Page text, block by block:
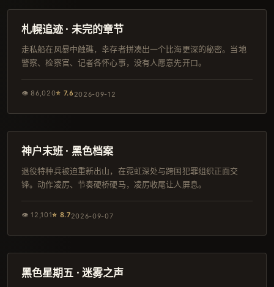
完结
札幌追迹 · 未完的章节
走私船在风暴中触礁，幸存者拼凑出一个比海更深的秘密。当地
警察、检察官、记者各怀心事，没有人愿意先开口。
👁 86,020⭐ 7.6 2026-09-12
韩剧
神户末班 · 黑色档案
退役特种兵被迫重新出山，在霓虹深处与跨国犯罪组织正面交
锋。动作凌厉、节奏硬桥硬马，凌厉收尾让人屏息。
👁12,101⭐ 8.72026-09-07
韩剧
黑色星期五 · 迷雾之声